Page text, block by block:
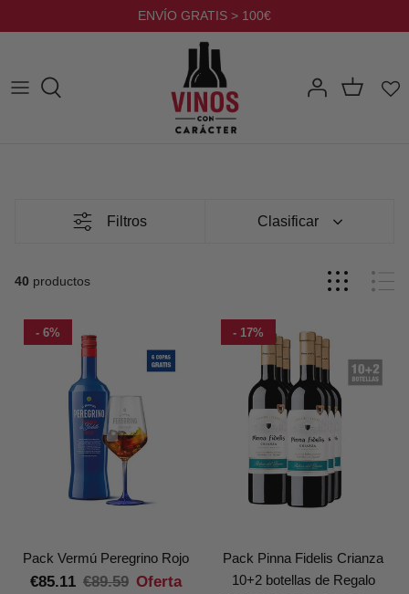
al
ENVÍO GRATIS > 100€
Filtros Clasificar
40 productos
- 6%
Pack Vermú Peregrino Rojo
€85.11 €89.59 Oferta
- 17%
Pack Pinna Fidelis Crianza
10+2 botellas de Regalo